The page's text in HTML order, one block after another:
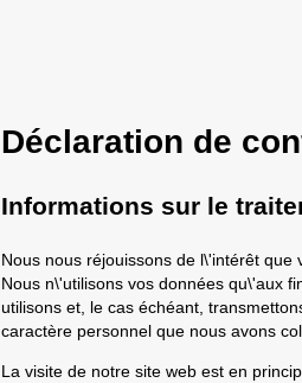
Déclaration de
Informations sur le
Nous nous réjouissons de l\'intérêt
Nous n\'utilisons vos données qu\'aux
utilisons et, le cas échéant,
caractère personnel que nous avons
La visite de notre site web est en